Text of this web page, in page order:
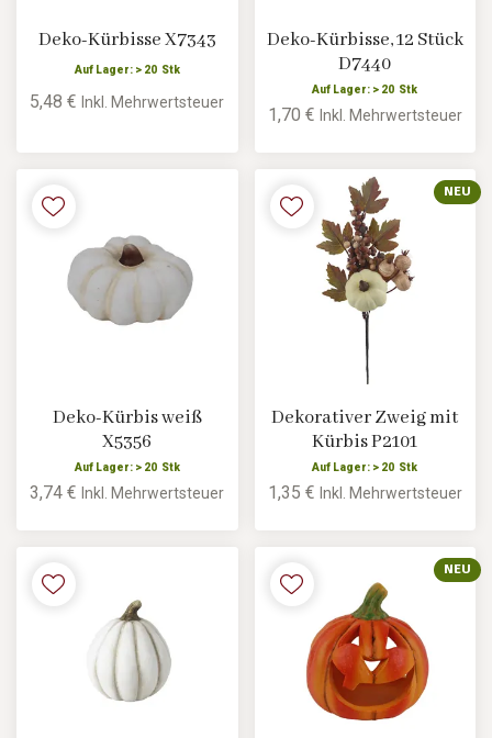
Deko-Kürbisse X7343
Auf Lager: > 20 Stk
5,48 €Inkl. Mehrwertsteuer
Deko-Kürbisse, 12 Stück
D7440
Auf Lager: > 20 Stk
1,70 € Inkl. Mehrwertsteuer
Deko-Kürbis weiß
X5356
Auf Lager: > 20 Stk
3,74 €Inkl. Mehrwertsteuer
NEU
Dekorativer Zweig mit
Kürbis P2101
Auf Lager: > 20 Stk
1,35 € Inkl. Mehrwertsteuer
NEU